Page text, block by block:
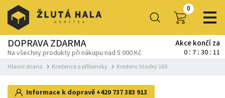
0
DOPRAVA ZDARMA
Na všechny produkty při nákupu nad 5 000 Kč
Akce končí za
0 7 30 11
Hlavní strana Kredence a příborníky Kredenc hladký 160
Informace k dopravě +420 737 383 913